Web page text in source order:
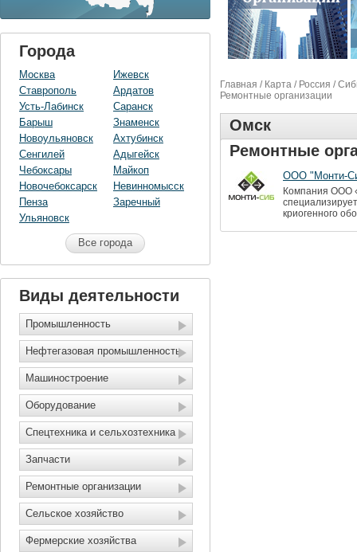
Города
Москва
Ставрополь
Усть-Лабинск
Барыш
Новоульяновск
Сенгилей
Чебоксары
Новочебоксарск
Пенза
Ульяновск
Ижевск
Ардатов
Саранск
Знаменск
Ахтубинск
Адыгейск
Майкоп
Невинномысск
Заречный
Все города
Виды деятельности
Промышленность
Нефтегазовая промышленность
Машиностроение
Оборудование
Спецтехника и сельхозтехника
Запчасти
Ремонтные организации
Сельское хозяйство
Фермерские хозяйства
Главная / Карта / Россия /
Ремонтные организации
Омск
Ремонтные
ООО "Монти-
Компания ООО
криогенного